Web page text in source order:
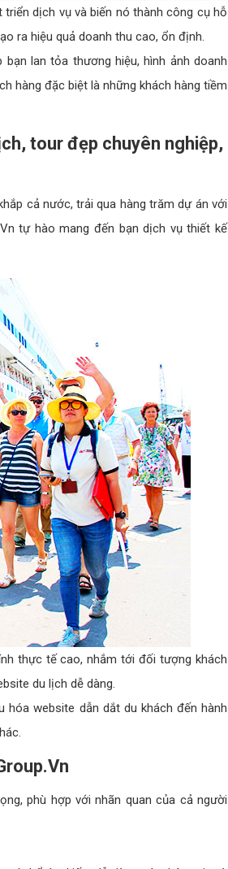
dịch vụ và biến nó thành công cụ hỗ
ra hiệu quả doanh thu cao, ổn định.
lan tỏa thương hiệu, hình ảnh doanh
hàng đặc biệt là những khách hàng tiềm
tour đẹp chuyên nghiệp,
cả nước, trải qua hàng trăm dự án với
tự hào mang đến bạn dịch vụ thiết kế
thực tế cao, nhắm tới đối tượng khách
du lịch dễ dàng.
website dẫn dắt du khách đến hành
phù hợp với nhãn quan của cả người